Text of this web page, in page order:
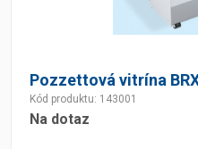
Pozzettová vitrína
Kód produktu: 143001
Na dotaz